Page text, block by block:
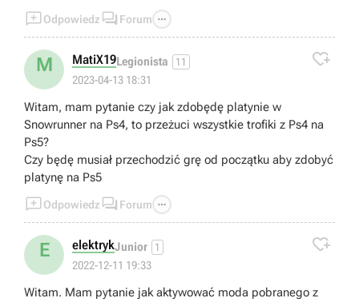
Odpowiedz  Forum 
M MatiX19Legionista 11
2023-04-13 18:31

Witam, mam pytanie czy jak zdobędę platynie w
Snowrunner na Ps4, to przeżuci wszystkie trofiki z Ps4 na
Ps5?
Czy będę musiał przechodzić grę od początku aby zdobyć
platynę na Ps5
Odpowiedz  Forum 
E elektrykJunior 1
2022-12-11 19:33

Witam. Mam pytanie jak aktywować moda pobranego z